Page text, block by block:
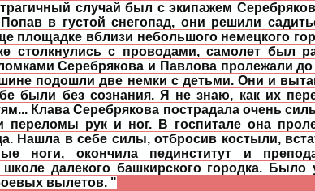
случай был с экипажем
в густой снегопад, они решили
площадке вблизи небольшого немецкого
столкнулись с проводами, самолет был
Серебрякова и Павлова пролежали до
подошли две немки с детьми. Они и
были без сознания. Я не знаю, как их
Клава Серебрякова пострадала очень
переломы рук и ног. В госпитале она
Нашла в себе силы, отбросив костыли,
ноги, окончила пединститут и
далекого башкирского городка. Было
вылетов. "